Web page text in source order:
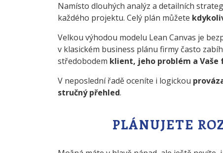
Namísto dlouhých analýz a detailních
každého projektu. Celý plán můžete
Velkou výhodou modelu Lean Canvas je
v klasickém business plánu firmy často
středobodem klient, jeho problém a Vaše
V neposlední řadě oceníte i logickou
stručný přehled.
PLÁNUJETE